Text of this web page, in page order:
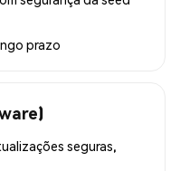
prazo
seguras,